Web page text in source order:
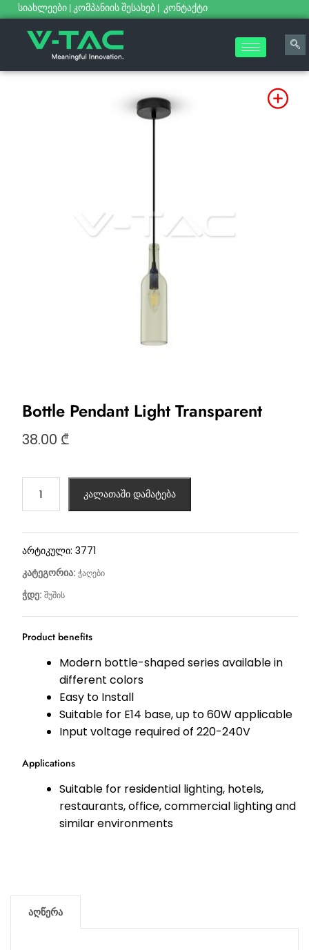
სიახლეები | კომპანიის შესახებ | კონტაქტი
Bottle Pendant Light Transparent
38.00 ₾
კალათაში დამატება
არტიკული: 3771
კატეგორია: ჭაღები
ჭდე: შუშის
Product benefits
Modern bottle-shaped series available in
different colors
Easy to Install
Suitable for E14 base, up to 60W applicable
Input voltage required of 220-240V
Applications
Suitable for residential lighting, hotels,
restaurants, office, commercial lighting and
similar environments
აღწერა